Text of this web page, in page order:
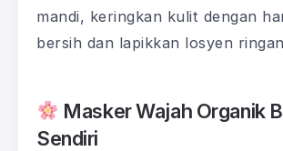
mandi, keringkan kulit dengan
bersih dan lapikkan losyen
Masker Wajah Organik
Sendiri